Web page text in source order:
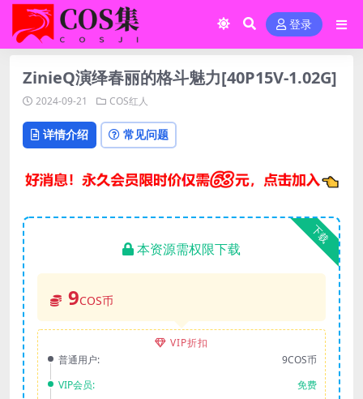
登录
ZinieQ演绎春丽的格斗魅力[40P15V-1.02G]
2024-09-21 COS红人
详情介绍 常见问题
下载
本资源需权限下载
9COS币
VIP折扣
普通用户:
9COS币
VIP会员:
免费